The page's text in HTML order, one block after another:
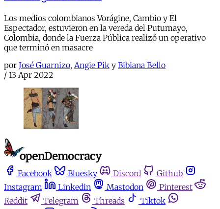
Los medios colombianos Vorágine, Cambio y El
Espectador, estuvieron en la vereda del Putumayo,
Colombia, donde la Fuerza Pública realizó un operativo
que terminó en masacre
por José Guarnizo, Angie Pik y Bibiana Bello
/ 13 Apr 2022
Facebook Bluesky Discord
Github
Instagram
Linkedin Mastodon
Pinterest
Reddit
Telegram Threads
Tiktok